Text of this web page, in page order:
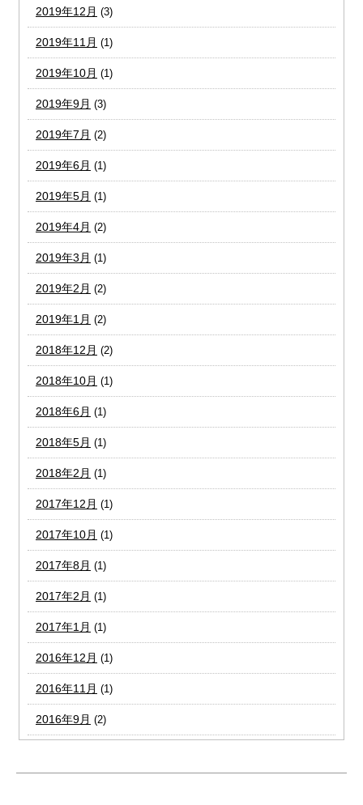
2019年12月 (3)
2019年11月 (1)
2019年10月 (1)
2019年9月 (3)
2019年7月 (2)
2019年6月 (1)
2019年5月 (1)
2019年4月 (2)
2019年3月 (1)
2019年2月 (2)
2019年1月 (2)
2018年12月 (2)
2018年10月 (1)
2018年6月 (1)
2018年5月 (1)
2018年2月 (1)
2017年12月 (1)
2017年10月 (1)
2017年8月 (1)
2017年2月 (1)
2017年1月 (1)
2016年12月 (1)
2016年11月 (1)
2016年9月 (2)